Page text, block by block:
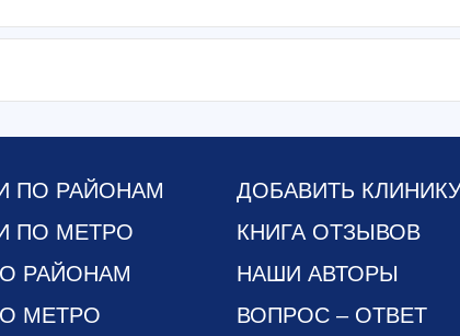
ПО РАЙОНАМ
ПО МЕТРО
РАЙОНАМ
МЕТРО
ДОБАВИТЬ
КНИГА ОТЗЫВОВ
НАШИ АВТОРЫ
ВОПРОС – ОТВЕТ